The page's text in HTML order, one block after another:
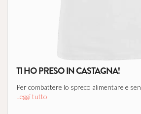
TI HO PRESO IN CASTAGNA!
Per combattere lo spreco alimentare e
Leggi tutto